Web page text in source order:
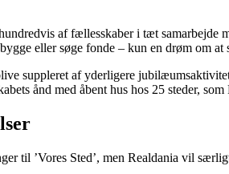
af fællesskaber i tæt
eller søge fonde – kun en drøm om
suppleret af yderligere
ånd med åbent hus hos 25 steder, som
til ’Vores Sted’, men Realdania vil